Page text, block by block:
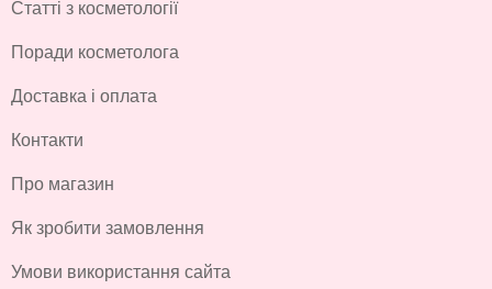
Статті з косметології
Поради косметолога
Доставка і оплата
Контакти
Про магазин
Як зробити замовлення
Умови використання сайта